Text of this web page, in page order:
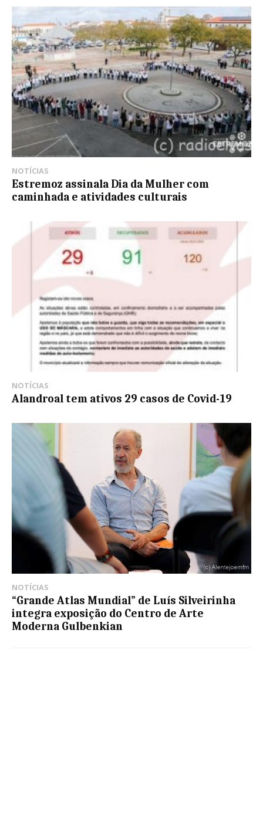
NOTÍCIAS
Estremoz assinala Dia da Mulher com
caminhada e atividades culturais
NOTÍCIAS
Alandroal tem ativos 29 casos de Covid-19
NOTÍCIAS
“Grande Atlas Mundial” de Luís Silveirinha
integra exposição do Centro de Arte
Moderna Gulbenkian